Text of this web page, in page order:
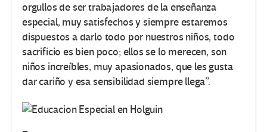
orgullos de ser trabajadores de la enseñanza
especial, muy satisfechos y siempre estaremos
dispuestos a darlo todo por nuestros niños, todo
sacrificio es bien poco; ellos se lo merecen, son
niños increíbles, muy apasionados, que les gusta
dar cariño y esa sensibilidad siempre llega”.